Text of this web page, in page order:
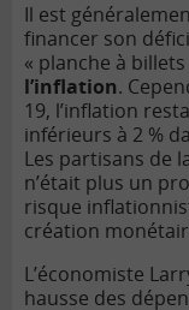
Il est
financer son
« planche à billets
l’inflation.
19, l’inflation
inférieurs à 2 %
Les partisans de
n’était plus un
risque
création
L’économiste
hausse des